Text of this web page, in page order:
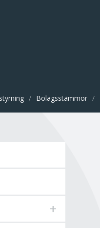
/ Bolagsstämmor /